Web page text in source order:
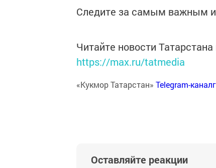
Следите за самым важным
Читайте новости
https://max.ru/tatmedia
«Кукмор Татарстан» Telegram-
Оставляйте реакции